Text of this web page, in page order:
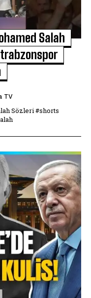
Salah
TV
Sözleri #shorts